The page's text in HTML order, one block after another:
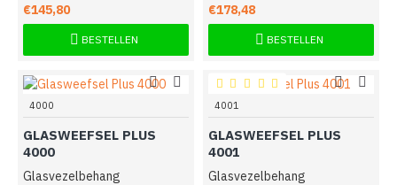
€145,80
BESTELLEN
€178,48
BESTELLEN
4000
GLASWEEFSEL PLUS
4000
Glasvezelbehang
4001
GLASWEEFSEL PLUS
4001
Glasvezelbehang